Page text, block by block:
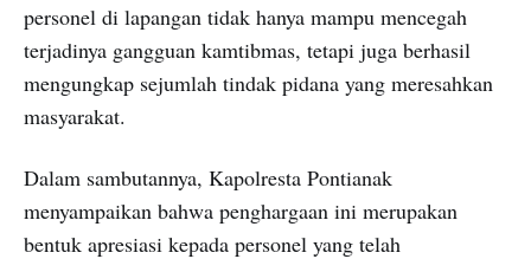
personel di lapangan tidak hanya mampu mencegah
terjadinya gangguan kamtibmas, tetapi juga berhasil
mengungkap sejumlah tindak pidana yang meresahkan
masyarakat.
Dalam sambutannya, Kapolresta Pontianak
menyampaikan bahwa penghargaan ini merupakan
bentuk apresiasi kepada personel yang telah